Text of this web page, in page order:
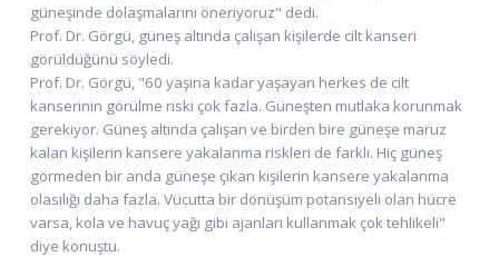
güneşinde dolaşmalarını öneriyoruz" dedi.
Prof. Dr. Görgü, güneş altında çalışan kişilerde cilt kanseri
görüldüğünü söyledi.
Prof. Dr. Görgü, "60 yaşına kadar yaşayan herkes de cilt
kanserinin görülme riski çok fazla. Güneşten mutlaka korunmak
gerekiyor. Güneş altında çalışan ve birden bire güneşe maruz
kalan kişilerin kansere yakalanma riskleri de farklı. Hiç güneş
görmeden bir anda güneşe çıkan kişilerin kansere yakalanma
olasılığı daha fazla. Vücutta bir dönüşüm potansiyeli olan hücre
varsa, kola ve havuç yağı gibi ajanları kullanmak çok tehlikeli"
diye konuştu.